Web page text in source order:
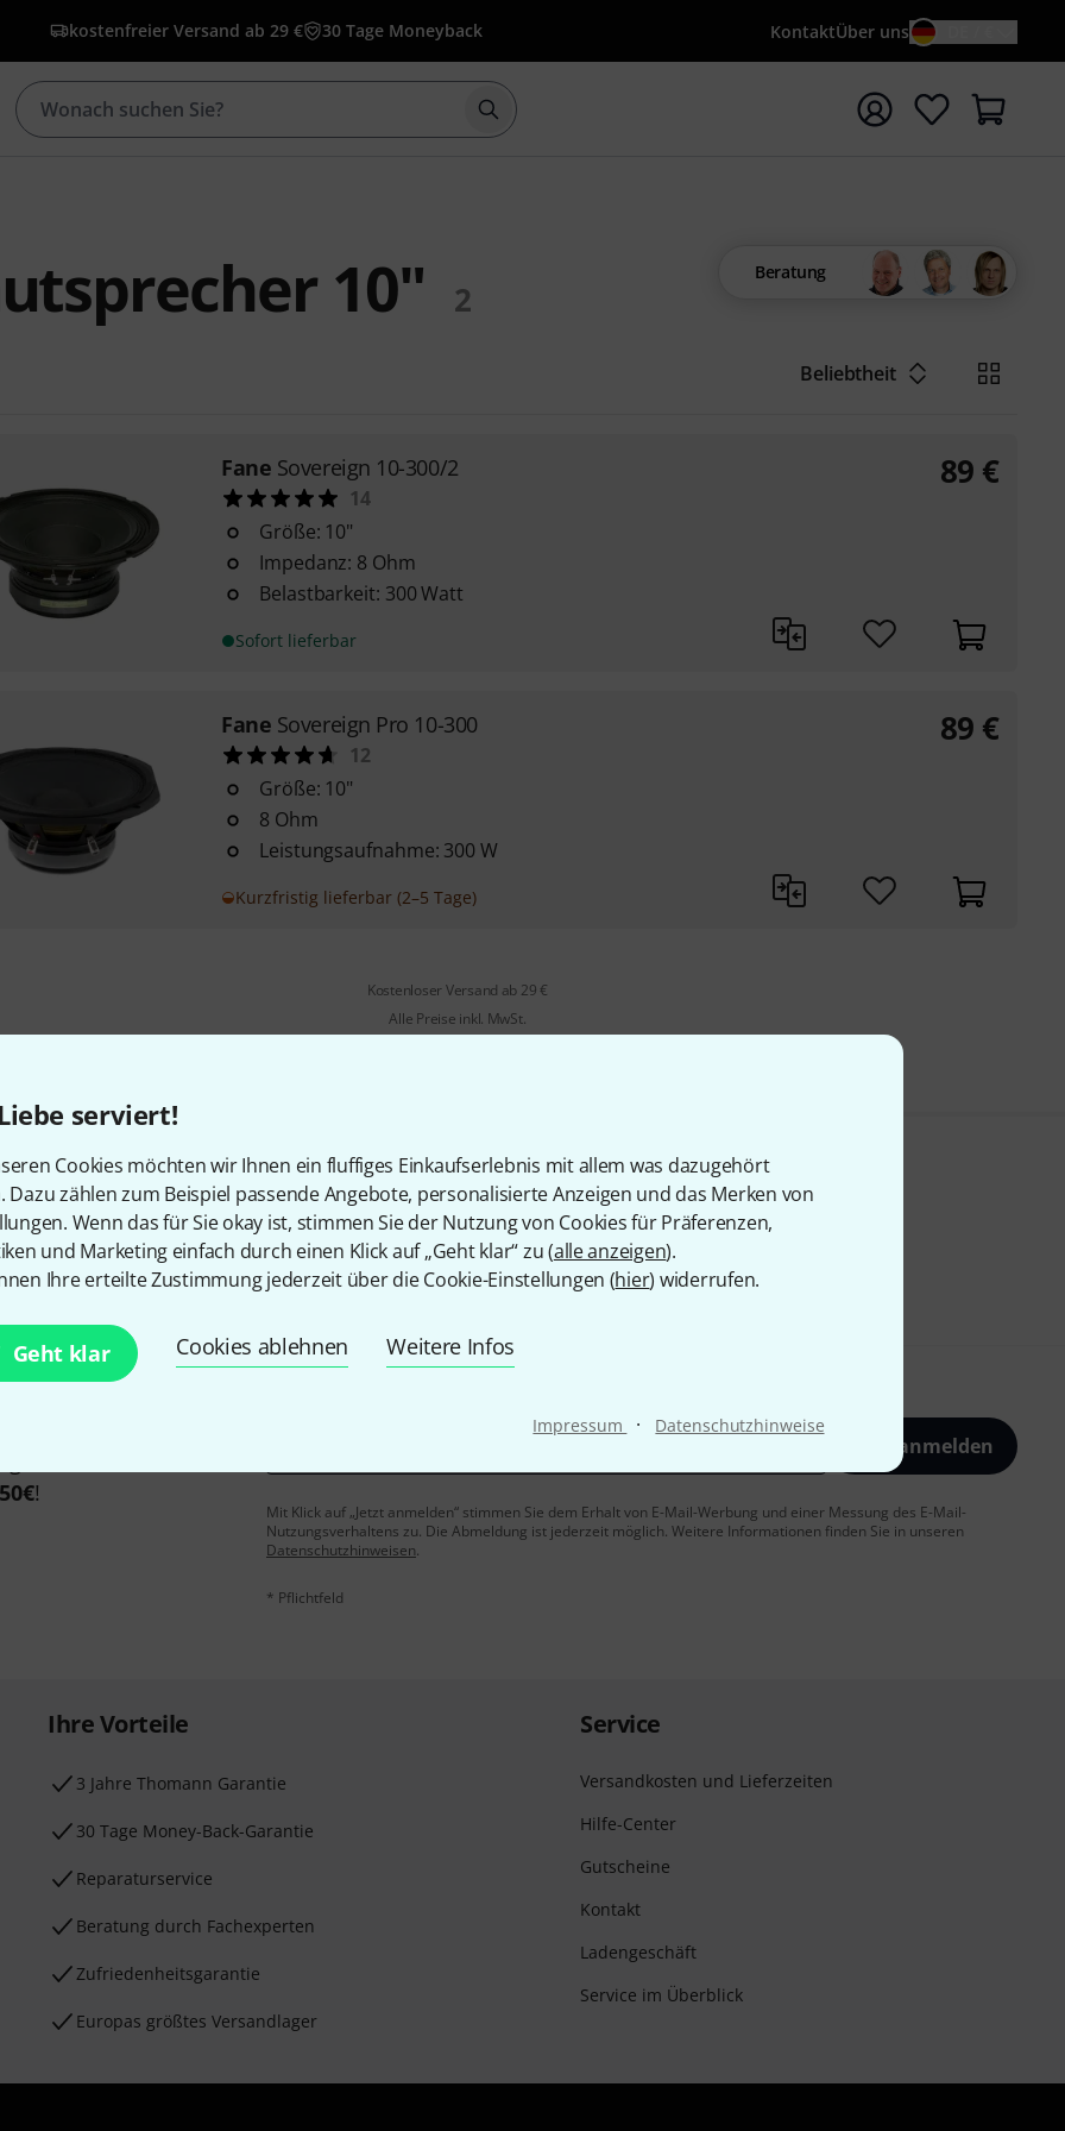
serviert!
Cookies möchten wir Ihnen ein fluffiges Einkaufserlebnis mit allem was dazugehört
Dazu zählen zum Beispiel passende Angebote, personalisierte Anzeigen und das Merken von
Wenn das für Sie okay ist, stimmen Sie der Nutzung von Cookies für Präferenzen,
und Marketing einfach durch einen Klick auf „Geht klar“ zu (alle anzeigen).
Ihre erteilte Zustimmung jederzeit über die Cookie-Einstellungen (hier) widerrufen.
Geht klar Cookies ablehnen Weitere Infos
Impressum · Datenschutzhinweise
kostenfreier Versand ab 29 € 30 Tage Moneyback KontaktÜber uns
Suche mit Suchwort {searchTerm} starten
10" 2
Beratung
Beliebtheit
Fane Sovereign 10-300/2
14
Größe: 10"
Impedanz: 8 Ohm
Belastbarkeit: 300 Watt
Sofort lieferbar
89 €
Fane Sovereign Pro 10-300
12
Größe: 10"
8 Ohm
Leistungsaufnahme: 300 W
Kurzfristig lieferbar (2–5 Tage)
89 €
Kostenloser Versand ab 29 €
Alle Preise inkl. MwSt.
Gefällt Ihnen, was Sie sehen?
Teilen Hilfe & Feedback
mit etwas Glück
50€!
Jetzt anmelden
Mit Klick auf „Jetzt anmelden“ stimmen Sie dem Erhalt von E-Mail-Werbung und einer Messung des E-Mail-
Nutzungsverhaltens zu. Die Abmeldung ist jederzeit möglich. Weitere Informationen finden Sie in unseren
Datenschutzhinweisen.
* Pflichtfeld
Ihre Vorteile
3 Jahre Thomann Garantie
30 Tage Money-Back-Garantie
Reparaturservice
Beratung durch Fachexperten
Zufriedenheitsgarantie
Europas größtes Versandlager
Service
Versandkosten und Lieferzeiten
Hilfe-Center
Gutscheine
Kontakt
Ladengeschäft
Service im Überblick